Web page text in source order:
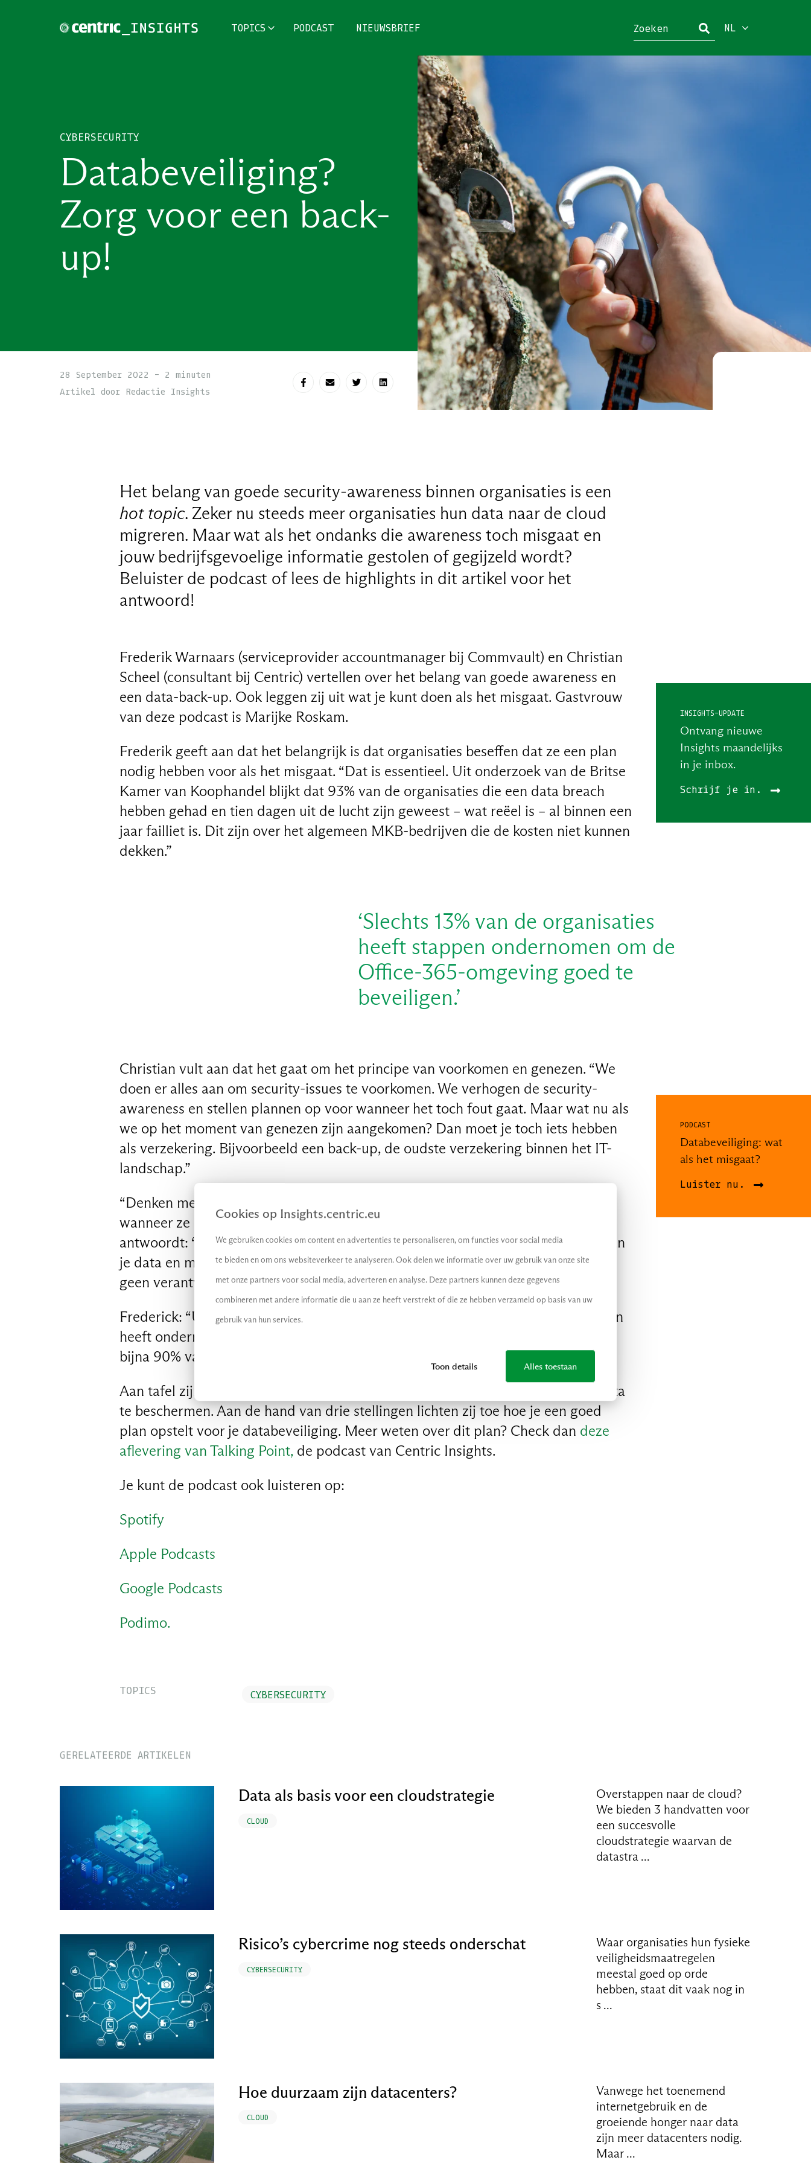
Cookies op Insights.centric.eu
We gebruiken cookies om content en advertenties te personaliseren, om functies voor social media
te bieden en om ons websiteverkeer te analyseren. Ook delen we informatie over uw gebruik van onze site
met onze partners voor social media, adverteren en analyse. Deze partners kunnen deze gegevens
combineren met andere informatie die u aan ze heeft verstrekt of die ze hebben verzameld op basis van uw
gebruik van hun services.
Toon details Alles toestaan
TOPICS PODCAST NIEUWSBRIEF NL
CYBERSECURITY
Databeveiliging?
Zorg voor een back-
up!
28 September 2022 - 2 minuten
Artikel door Redactie Insights
Deel op Twitter
Deel op LinkedIn
Het belang van goede security-awareness binnen organisaties is een
hot topic. Zeker nu steeds meer organisaties hun data naar de cloud
migreren. Maar wat als het ondanks die awareness toch misgaat en
jouw bedrijfsgevoelige informatie gestolen of gegijzeld wordt?
Beluister de podcast of lees de highlights in dit artikel voor het
antwoord!
Frederik Warnaars (serviceprovider accountmanager bij Commvault) en Christian
Scheel (consultant bij Centric) vertellen over het belang van goede awareness en
een data-back-up. Ook leggen zij uit wat je kunt doen als het misgaat. Gastvrouw
van deze podcast is Marijke Roskam.
Frederik geeft aan dat het belangrijk is dat organisaties beseffen dat ze een plan
nodig hebben voor als het misgaat. “Dat is essentieel. Uit onderzoek van de Britse
Kamer van Koophandel blijkt dat 93% van de organisaties die een data breach
hebben gehad en tien dagen uit de lucht zijn geweest – wat reëel is – al binnen een
jaar failliet is. Dit zijn over het algemeen MKB-bedrijven die de kosten niet kunnen
dekken.”
INSIGHTS-UPDATE
Ontvang nieuwe
Insights maandelijks
in je inbox.
Schrijf je in.
‘Slechts 13% van de organisaties
heeft stappen ondernomen om de
Office-365-omgeving goed te
beveiligen.’
Christian vult aan dat het gaat om het principe van voorkomen en genezen. “We
doen er alles aan om security-issues te voorkomen. We verhogen de security-
awareness en stellen plannen op voor wanneer het toch fout gaat. Maar wat nu als
we op het moment van genezen zijn aangekomen? Dan moet je toch iets hebben
als verzekering. Bijvoorbeeld een back-up, de oudste verzekering binnen het IT-
landschap.”
“Denken mensen misschien dat deze back-up automatisch voor hen geregeld is
wanneer ze hun data naar de cloud verhuizen?”, vraagt Marijke. Christian
antwoordt: “Dat is wel wat ik zie in mijn omgeving. Maar je bent zelf eigenaar van
je data en moet dus zelf voor een back-up zorgen. Cloud-providers nemen hier
geen verantwoordelijkheid in.”
Frederick: “Uit onderzoek blijkt dat 13% van de wereldwijde organisaties stappen
heeft ondernomen om de Office-365-omgeving te beveiligen. Dat betekent dat
bijna 90% van de organisaties niets doet om de omgeving te beschermen.”
Aan tafel zijn ze het met elkaar eens: je kunt zeker maatregelen nemen om je data
te beschermen. Aan de hand van drie stellingen lichten zij toe hoe je een goed
plan opstelt voor je databeveiliging. Meer weten over dit plan? Check dan deze
aflevering van Talking Point,de podcast van Centric Insights.
Je kunt de podcast ook luisteren op:
Spotify
Apple Podcasts
Google Podcasts
Podimo.
PODCAST
Databeveiliging: wat
als het misgaat?
Luister nu.
TOPICS CYBERSECURITY
GERELATEERDE ARTIKELEN
Data als basis voor een cloudstrategie
CLOUD
Overstappen naar de cloud?
We bieden 3 handvatten voor
een succesvolle
cloudstrategie waarvan de
datastra ...
Risico’s cybercrime nog steeds onderschat
CYBERSECURITY
Waar organisaties hun fysieke
veiligheidsmaatregelen
meestal goed op orde
hebben, staat dit vaak nog in
s ...
Hoe duurzaam zijn datacenters?
CLOUD
Vanwege het toenemend
internetgebruik en de
groeiende honger naar data
zijn meer datacenters nodig.
Maar ...
Sluiten
PODCAST